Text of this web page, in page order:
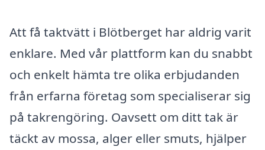
Att få taktvätt i Blötberget har aldrig varit
enklare. Med vår plattform kan du snabbt
och enkelt hämta tre olika erbjudanden
från erfarna företag som specialiserar sig
på takrengöring. Oavsett om ditt tak är
täckt av mossa, alger eller smuts, hjälper